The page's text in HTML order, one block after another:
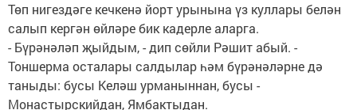
Төп нигездәге кечкенә йорт урынына үз кул­лары белән
салып кергән өйләре бик кадерле аларга.
- Бүрәнәләп җыйдым, - дип сөйли Рәшит абый. -
Тоншерма осталары салдылар һәм бүрәнәләрне дә
таныды: бусы Келәш урманыннан, бусы -
Монастырскийдан, Ямбактыдан.